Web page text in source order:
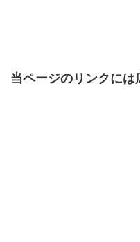
当ページのリンクに